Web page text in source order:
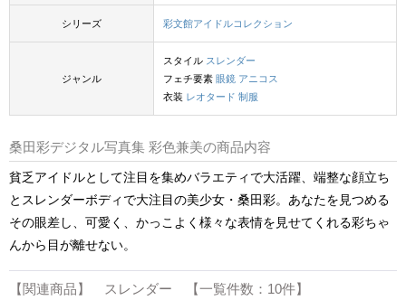
シリーズ 彩文館アイドルコレクション
ジャンル
スタイル スレンダー
フェチ要素 眼鏡 アニコス
衣装 レオタード 制服
桑田彩デジタル写真集 彩色兼美の商品内容
貧乏アイドルとして注目を集めバラエティで大活躍、端整な顔立ち
とスレンダーボディで大注目の美少女・桑田彩。あなたを見つめる
その眼差し、可愛く、かっこよく様々な表情を見せてくれる彩ちゃ
んから目が離せない。
【関連商品】 スレンダー 【一覧件数：10件】